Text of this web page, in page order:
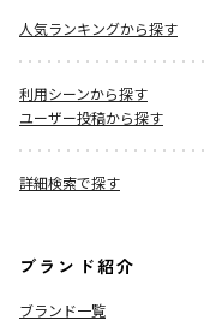
人気ランキングから探す
利用シーンから探す
ユーザー投稿から探す
詳細検索で探す
ブランド紹介
ブランド一覧